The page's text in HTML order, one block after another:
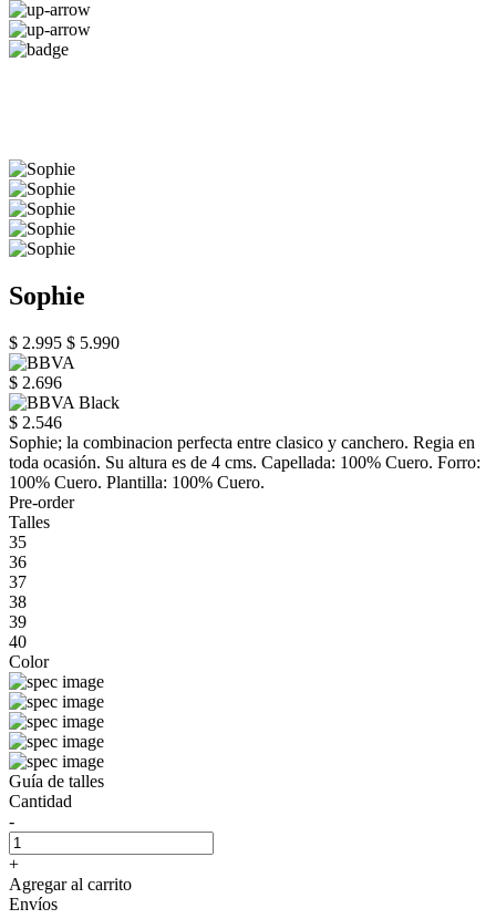
Sophie
$ 2.995 $ 5.990
$ 2.696
$ 2.546
Sophie; la combinacion perfecta entre clasico y canchero. Regia en
toda ocasión. Su altura es de 4 cms. Capellada: 100% Cuero. Forro:
100% Cuero. Plantilla: 100% Cuero.
Pre-order
Talles
35
36
37
38
39
40
Color
Guía de talles
Cantidad
-
+
Agregar al carrito
Envíos